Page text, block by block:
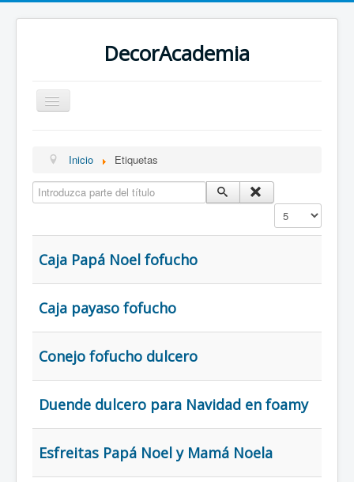
DecorAcademia
MOLDES Y PATRONES
ETIQUETAS
Inicio
Etiquetas
Introduzca parte del título
Cantidad a
Caja Papá Noel fofucho
Caja payaso fofucho
Conejo fofucho dulcero
Duende dulcero para Navidad en foamy
Esfreitas Papá Noel y Mamá Noela